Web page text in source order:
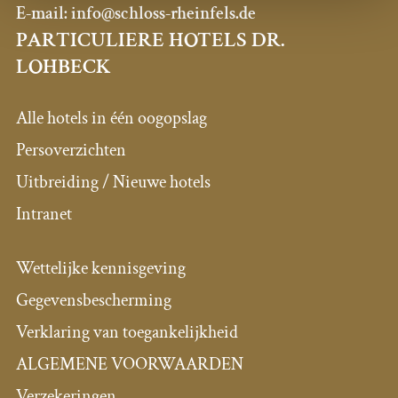
E-mail:info@schloss-rheinfels.de
PARTICULIERE HOTELS DR.
LOHBECK
Alle hotels in één oogopslag
Persoverzichten
Uitbreiding / Nieuwe hotels
Intranet
Wettelijke kennisgeving
Gegevensbescherming
Verklaring van toegankelijkheid
ALGEMENE VOORWAARDEN